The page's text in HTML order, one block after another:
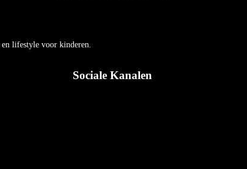
lifestyle voor kinderen.
Sociale Kanalen